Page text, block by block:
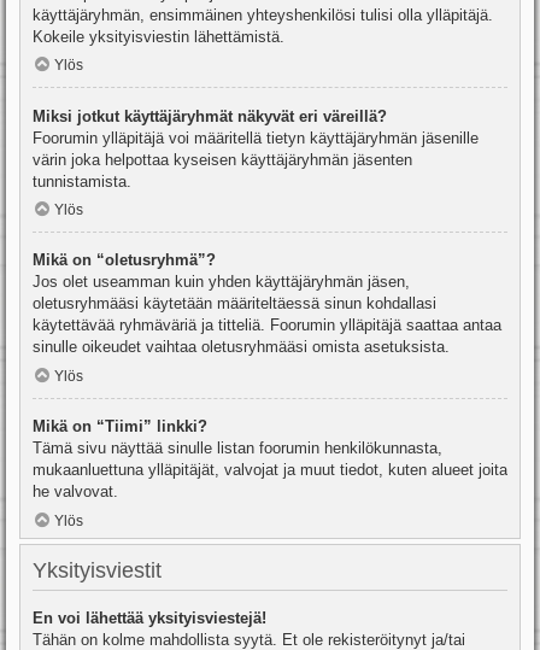
käyttäjäryhmän, ensimmäinen yhteyshenkilösi tulisi olla ylläpitäjä.
Kokeile yksityisviestin lähettämistä.
Ylös
Miksi jotkut käyttäjäryhmät näkyvät eri väreillä?
Foorumin ylläpitäjä voi määritellä tietyn käyttäjäryhmän jäsenille
värin joka helpottaa kyseisen käyttäjäryhmän jäsenten
tunnistamista.
Ylös
Mikä on “oletusryhmä”?
Jos olet useamman kuin yhden käyttäjäryhmän jäsen,
oletusryhmääsi käytetään määriteltäessä sinun kohdallasi
käytettävää ryhmäväriä ja titteliä. Foorumin ylläpitäjä saattaa antaa
sinulle oikeudet vaihtaa oletusryhmääsi omista asetuksista.
Ylös
Mikä on “Tiimi” linkki?
Tämä sivu näyttää sinulle listan foorumin henkilökunnasta,
mukaanluettuna ylläpitäjät, valvojat ja muut tiedot, kuten alueet joita
he valvovat.
Ylös
Yksityisviestit
En voi lähettää yksityisviestejä!
Tähän on kolme mahdollista syytä. Et ole rekisteröitynyt ja/tai